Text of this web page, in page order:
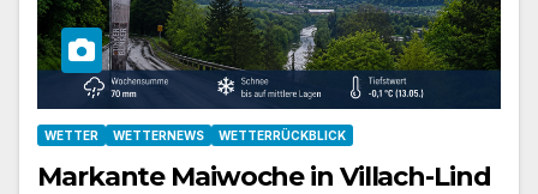
WETTER WETTERNEWS WETTERRÜCKBLICK
Markante Maiwoche in Villach-Lind